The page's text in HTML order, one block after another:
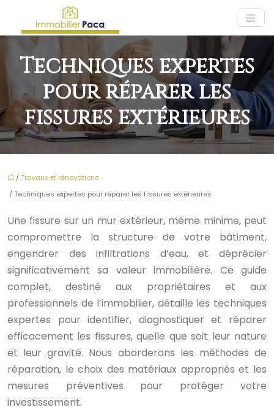
Techniques expertes
pour réparer les
fissures extérieures
/Travaux et rénovations
/ Techniques expertes pour réparer les fissures extérieures
Une fissure sur un mur extérieur, même minime, peut
compromettre la structure de votre bâtiment,
engendrer des infiltrations d’eau, et déprécier
significativement sa valeur immobilière. Ce guide
complet, destiné aux propriétaires et aux
professionnels de l’immobilier, détaille les techniques
expertes pour identifier, diagnostiquer et réparer
efficacement les fissures, quelle que soit leur nature
et leur gravité. Nous aborderons les méthodes de
réparation, le choix des matériaux appropriés et les
mesures préventives pour protéger votre
investissement.